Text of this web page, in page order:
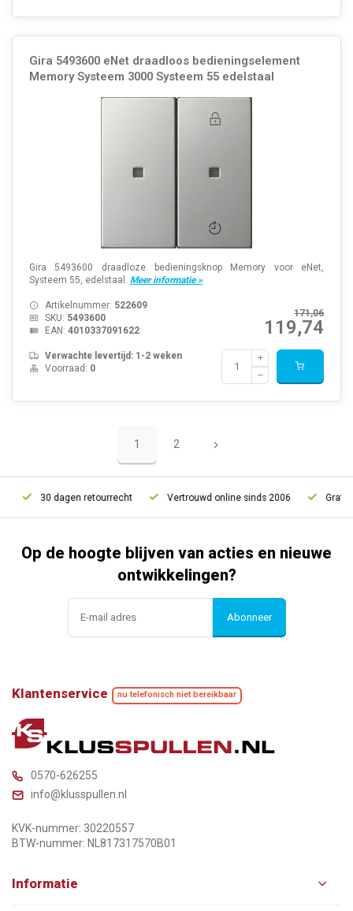
Gira 5493600 eNet draadloos bedieningselement
Memory Systeem 3000 Systeem 55 edelstaal
Gira 5493600 draadloze bedieningsknop Memory voor eNet,
Systeem 55, edelstaal. Meer informatie »
171,06
119,74
Artikelnummer: 522609
SKU: 5493600
EAN: 4010337091622
Verwachte levertijd: 1-2 weken
Voorraad: 0
1 2
dagen retourrecht Vertrouwd online sinds 2006 Gratis
Op de hoogte blijven van acties en nieuwe
ontwikkelingen?
Abonneer
Klantenservice nu telefonisch niet bereikbaar
0570-626255
info@klusspullen.nl
KVK-nummer: 30220557
BTW-nummer: NL817317570B01
Informatie